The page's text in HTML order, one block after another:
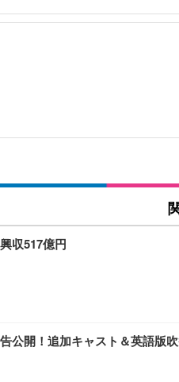
収517億円
公開！追加キャスト＆英語版